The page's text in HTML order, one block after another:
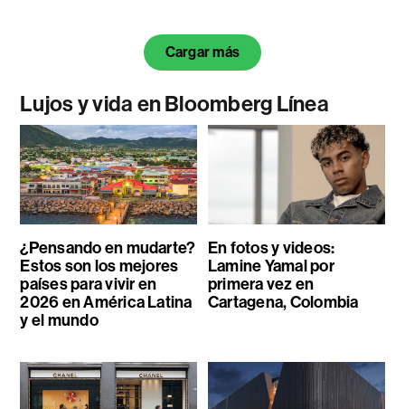
Cargar más
Lujos y vida en Bloomberg Línea
¿Pensando en mudarte?
Estos son los mejores
países para vivir en
2026 en América Latina
y el mundo
En fotos y videos:
Lamine Yamal por
primera vez en
Cartagena, Colombia